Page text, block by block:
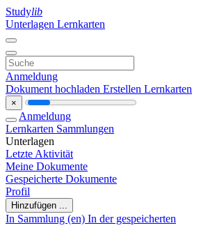
Studylib
Unterlagen Lernkarten
Anmeldung
Dokument hochladen Erstellen Lernkarten
×
Anmeldung
Lernkarten Sammlungen
Unterlagen
Letzte Aktivität
Meine Dokumente
Gespeicherte Dokumente
Profil
Hinzufügen ...
In Sammlung (en) In der gespeicherten